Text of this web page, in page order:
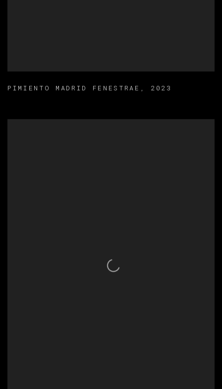
PIMIENTO MADRID FENESTRAE , 2023